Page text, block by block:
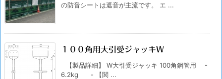
の防音シートは遮音が主流です。 エ ...
１００角用大引受ジャッキＷ
【製品詳細】 W大引受ジャッキ 100角鋼管用 -
6.2kg - 【関 ...